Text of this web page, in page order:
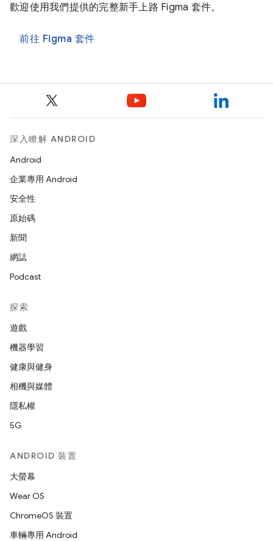
歡迎使用我們提供的完整新手上路 Figma 套件。
前往 Figma 套件
深入瞭解 ANDROID
Android
企業專用 Android
安全性
原始碼
新聞
網誌
Podcast
探索
遊戲
機器學習
健康與健身
相機與媒體
隱私權
5G
ANDROID 裝置
大螢幕
Wear OS
ChromeOS 裝置
車輛專用 Android